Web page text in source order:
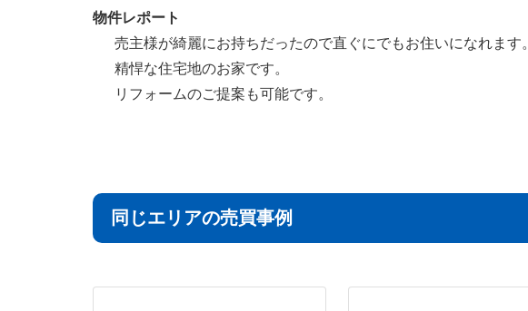
物件レポート
売主様が綺麗にお持ちだったので直ぐにでもお住いになれます。
精悍な住宅地のお家です。
リフォームのご提案も可能です。
同じエリアの売買事例